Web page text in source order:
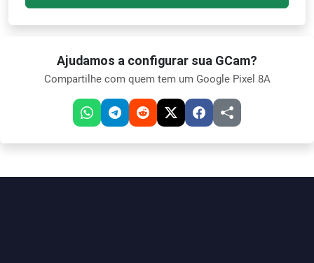
Ajudamos a configurar sua GCam?
Compartilhe com quem tem um Google Pixel 8A